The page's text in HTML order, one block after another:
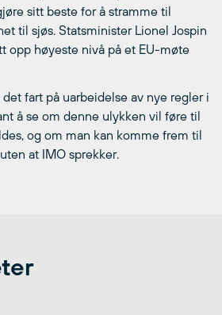
sitt beste for å stramme til
til sjøs. Statsminister Lionel Jospin
opp høyeste nivå på et EU-møte
fart på uarbeidelse av nye regler i
å se om denne ulykken vil føre til
og om man kan komme frem til
at IMO sprekker.